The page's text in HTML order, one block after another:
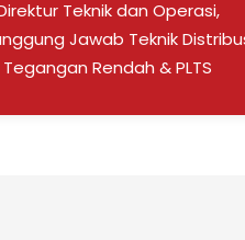
Jawab Teknik PLTD Dan
Pemanfaat TM